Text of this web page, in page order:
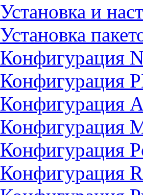
Установка и
Установка
Конфигурация
Конфигурация
Конфигурация
Конфигурация
Конфигурация
Конфигурация